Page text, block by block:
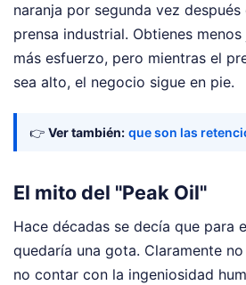
naranja por segunda vez
prensa industrial. Obtienes
más esfuerzo, pero mientras el
sea alto, el negocio sigue en pie.
👉 Ver también: que son las
El mito del "Peak Oil"
Hace décadas se decía que para
quedaría una gota. Claramente
no contar con la ingeniosidad